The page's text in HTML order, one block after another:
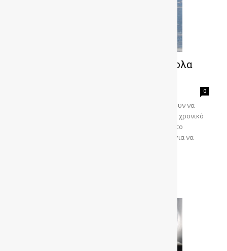
VIDEO – Παρατημένο όχημα; Εύκολα
0
Πολλές φορές, διάφορες καταστάσεις μας αναγκάζουν να
αφήσουμε στην άκρη το αυτοκίνητο μας για αρκετό χρονικό
διάστημα. Τί διάστημα; Μήνες ή και περισσότερο. Στο
παρακάτω βίντεο σας παρουσιάζονται μερικά tips για να